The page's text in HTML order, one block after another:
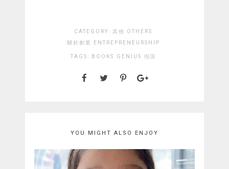
CATEGORY: 其他 OTHERS
關於創業 ENTREPRENEURSHIP
TAGS: BOOKS GENIUS 倪匡
YOU MIGHT ALSO ENJOY